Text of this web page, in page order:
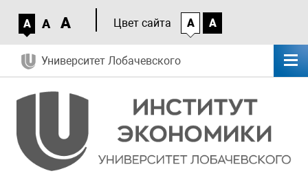
A A A Цвет сайта A A
Университет Лобачевского